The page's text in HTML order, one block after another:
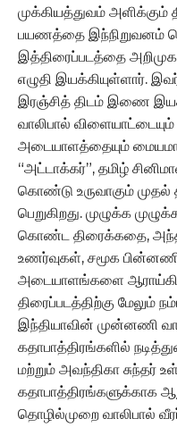
முக்கியத்துவம் அளிக்கும்
பயணத்தை இந்நிறுவனம்
இத்திரைப்படத்தை
எழுதி இயக்கியுள்ளார்.
இரஞ்சித் திடம் இணை
வாலிபால்
அடையாளத்தையும்
“அட்டாக்கர்”, தமிழ்
கொண்டு உருவாகும் முதல்
பெறுகிறது. முழுக்க
கொண்ட திரைக்கதை,
உணர்வுகள், சமூக
அடையாளங்களை
திரைப்படத்திற்கு மேலும்
இந்தியாவின் முன்னணி
கதாபாத்திரங்களில்
மற்றும் அவந்திகா சுந்தர்
கதாபாத்திரங்களுக்காக
தொழில்முறை வாலிபால்